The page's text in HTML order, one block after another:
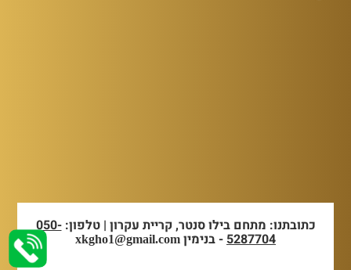
כתובתנו: מתחם בילו סנטר, קריית עקרון | טלפון:050-
5287704- בנימין xkgho1@gmail.com